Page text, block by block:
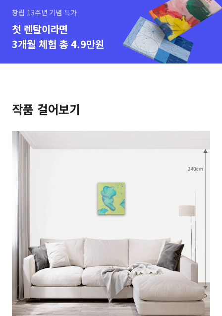
창립 13주년 기념 특가
첫 렌탈이라면
3개월 체험 총 4.9만원
작품 걸어보기